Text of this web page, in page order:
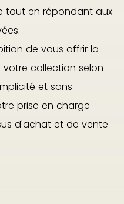
tout en répondant aux
de vous offrir la
collection selon
et sans
prise en charge
d'achat et de vente